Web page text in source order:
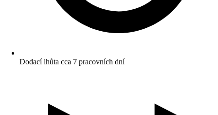
Dodací lhůta cca 7 pracovních dní